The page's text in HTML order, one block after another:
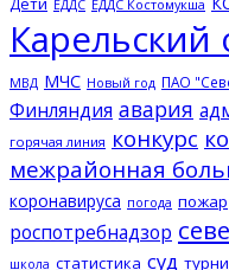
ЕДДС ЕДДС Костомукша
МВД МЧС Новый год ПАО
Финляндия авария
горячая линия конкурс
межрайонная
коронавируса погода пожар
роспотребнадзор
школа статистика суд